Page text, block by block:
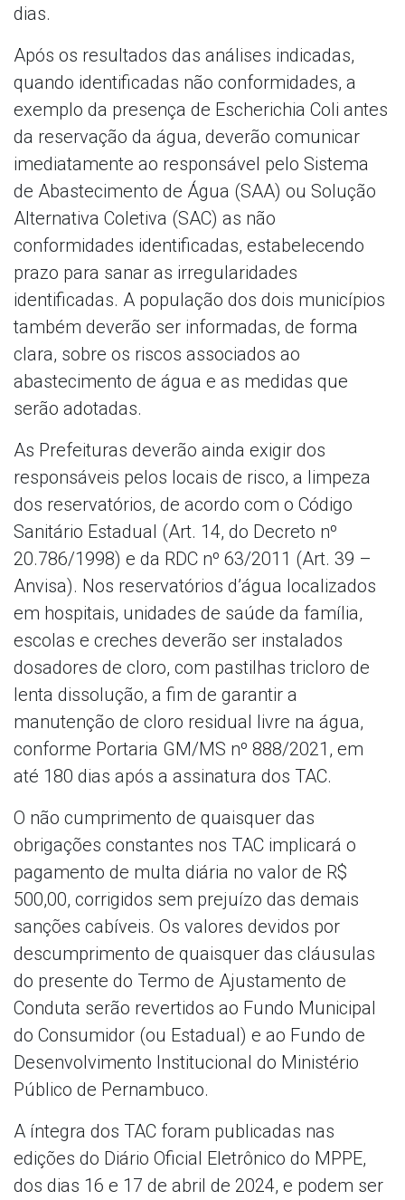
dias.
Após os resultados das análises indicadas,
quando identificadas não conformidades, a
exemplo da presença de Escherichia Coli antes
da reservação da água, deverão comunicar
imediatamente ao responsável pelo Sistema
de Abastecimento de Água (SAA) ou Solução
Alternativa Coletiva (SAC) as não
conformidades identificadas, estabelecendo
prazo para sanar as irregularidades
identificadas. A população dos dois municípios
também deverão ser informadas, de forma
clara, sobre os riscos associados ao
abastecimento de água e as medidas que
serão adotadas.
As Prefeituras deverão ainda exigir dos
responsáveis pelos locais de risco, a limpeza
dos reservatórios, de acordo com o Código
Sanitário Estadual (Art. 14, do Decreto nº
20.786/1998) e da RDC nº 63/2011 (Art. 39 –
Anvisa). Nos reservatórios d’água localizados
em hospitais, unidades de saúde da família,
escolas e creches deverão ser instalados
dosadores de cloro, com pastilhas tricloro de
lenta dissolução, a fim de garantir a
manutenção de cloro residual livre na água,
conforme Portaria GM/MS nº 888/2021, em
até 180 dias após a assinatura dos TAC.
O não cumprimento de quaisquer das
obrigações constantes nos TAC implicará o
pagamento de multa diária no valor de R$
500,00, corrigidos sem prejuízo das demais
sanções cabíveis. Os valores devidos por
descumprimento de quaisquer das cláusulas
do presente do Termo de Ajustamento de
Conduta serão revertidos ao Fundo Municipal
do Consumidor (ou Estadual) e ao Fundo de
Desenvolvimento Institucional do Ministério
Público de Pernambuco.
A íntegra dos TAC foram publicadas nas
edições do Diário Oficial Eletrônico do MPPE,
dos dias 16 e 17 de abril de 2024, e podem ser